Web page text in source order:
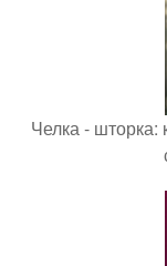
Челка - шторка: